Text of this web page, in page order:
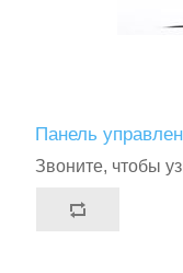
Панель
Звоните, чтобы